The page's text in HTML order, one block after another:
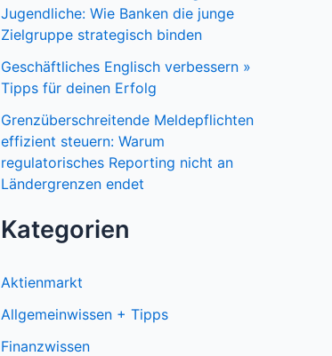
Jugendliche: Wie Banken die junge
Zielgruppe strategisch binden
Geschäftliches Englisch verbessern »
Tipps für deinen Erfolg
Grenzüberschreitende Meldepflichten
effizient steuern: Warum
regulatorisches Reporting nicht an
Ländergrenzen endet
Kategorien
Aktienmarkt
Allgemeinwissen + Tipps
Finanzwissen